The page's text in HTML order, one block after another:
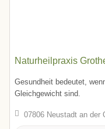
Naturheilpraxis
Gesundheit bedeutet,
Gleichgewicht sind.
07806 Neustadt an der